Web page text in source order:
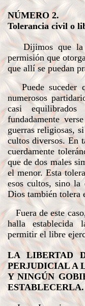
NÚMERO 2.
Tolerancia civil o
Dijimos que la
permisión que
que allí se puedan
Puede suceder
numerosos
casi equilibrados
fundadamente
guerras religiosas,
cultos diversos. En
cuerdamente
que de dos males
el menor. Esta
esos cultos, sino la
Dios también tolera
Fuera de este
halla establecida
permitir el libre
LA LIBERTAD
PERJUDICIAL A
Y NINGÚN
ESTABLECERLA.